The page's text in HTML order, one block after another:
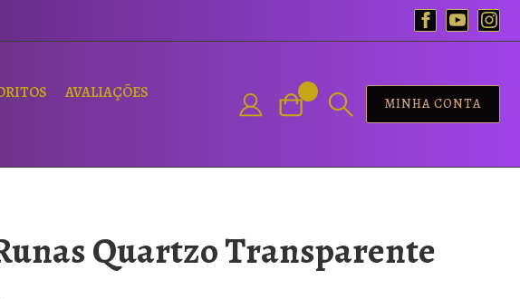
AVALIAÇÕES
MINHA CONTA
Quartzo Transparente